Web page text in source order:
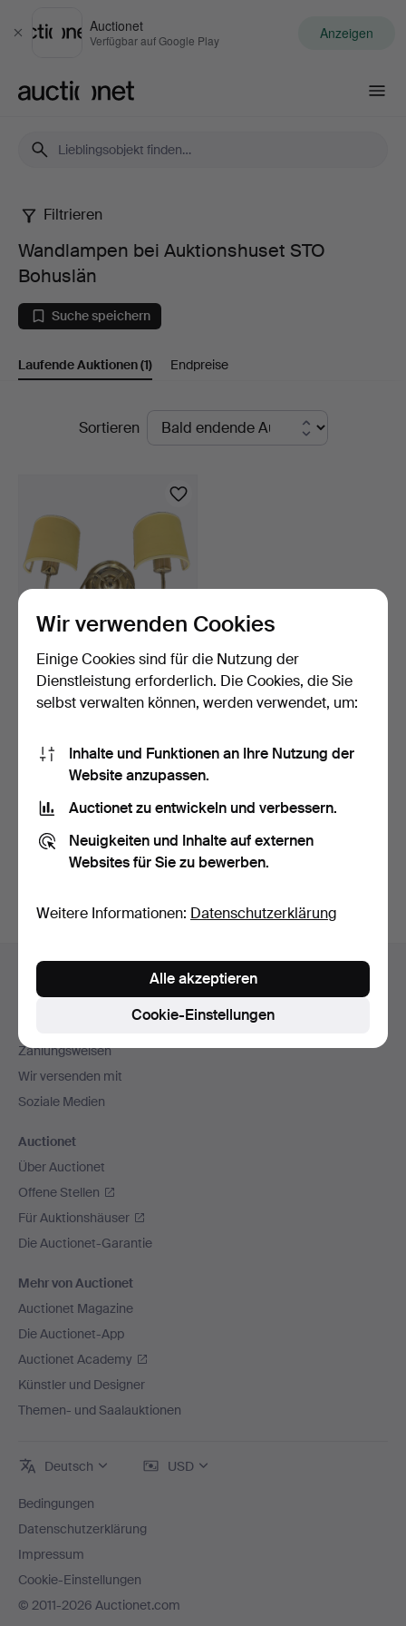
Schließen
Auctionet
Verfügbar auf Google Play Anzeigen
Wandlampen
bei
Auktionshuset
STO
Filtrieren
Wandlampen bei Auktionshuset STO
Bohuslän
Suche speichern
Laufende Auktionen(1) Endpreise
LaufendeSortieren
JOSEF FRANK.
WANDLEUCHTE, Modell
2565, Fir…
7 Tage
317 USD
Ausgewähltes
Sie können auch inBeendete Auktionen aus unserem
suchen.
Fußzeilen-
Kontakt mit dem Support aufnehmen
Zahlungsweisen
Wir versenden mit
Soziale Medien
Auctionet
Über Auctionet
Offene Stellen
Für Auktionshäuser
Die Auctionet-Garantie
Mehr von Auctionet
Auctionet Magazine
Die Auctionet-App
Auctionet Academy
Künstler und Designer
Themen- und Saalauktionen
Deutsch USD
Bedingungen
Datenschutzerklärung
Impressum
Cookie-Einstellungen
© 2011-2026 Auctionet.com
Wir verwenden Cookies
Einige Cookies sind für die Nutzung der
Dienstleistung erforderlich. Die Cookies, die Sie
selbst verwalten können, werden verwendet, um:
Inhalte und Funktionen an Ihre Nutzung der
Website anzupassen.
Auctionet zu entwickeln und verbessern.
Neuigkeiten und Inhalte auf externen
Websites für Sie zu bewerben.
Weitere Informationen: Datenschutzerklärung
Cookie-Einstellungen
Alle akzeptieren